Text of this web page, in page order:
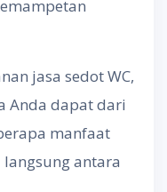
jasa sedot WC,
Anda dapat dari
manfaat
antara